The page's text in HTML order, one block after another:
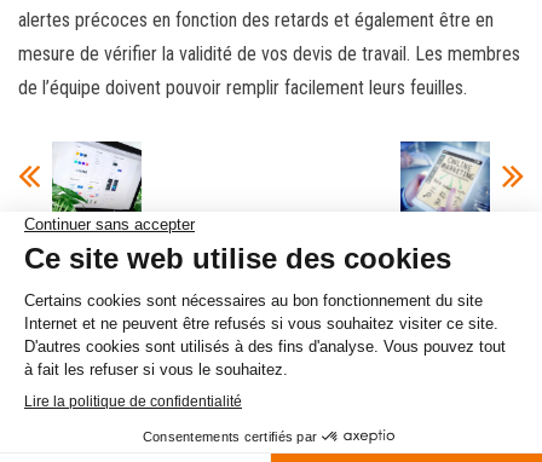
alertes précoces en fonction des retards et également être en
mesure de vérifier la validité de vos devis de travail. Les membres
de l’équipe doivent pouvoir remplir facilement leurs feuilles.
contenu visuel
sur votre site
web
Comment
fonctionne
l’inbound
marketing ?
Fièrement propulsé parWordPress | Thème :Envo Magazine